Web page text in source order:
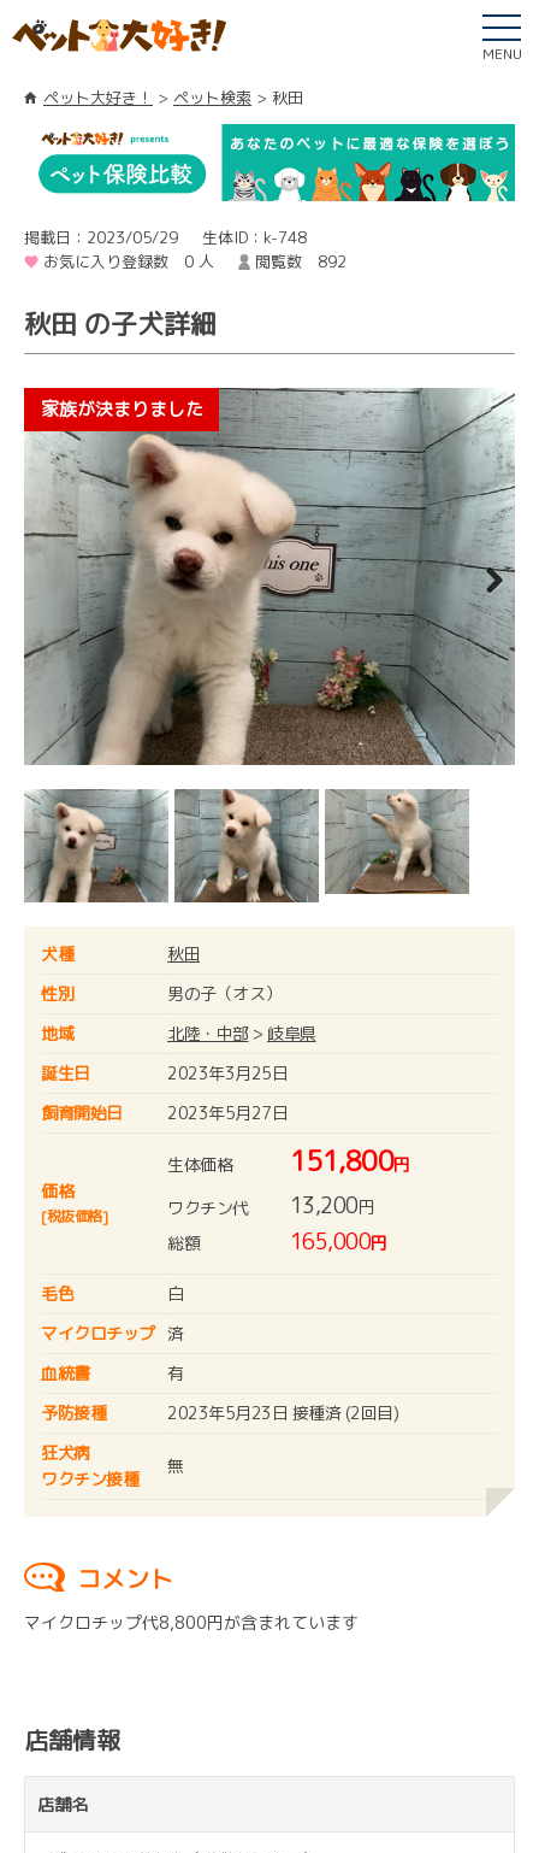
MENU
ペット大好き！ ペット検索 秋田
掲載日：2023/05/29
生体ID：k-748
お気に入り登録数 0 人
閲覧数 892
秋田 の子犬詳細
Next
犬種
秋田
性別
男の子（オス）
地域
北陸・中部> 岐阜県
誕生日
2023年3月25日
飼育開始日
2023年5月27日
価格
[税抜価格]
生体価格 151,800円
ワクチン代
13,200円
総額
165,000円
毛色
白
マイクロチップ 済
血統書
有
予防接種
2023年5月23日 接種済 (2回目)
狂犬病
ワクチン接種
無
コメント
マイクロチップ代8,800円が含まれています
店舗情報
店舗名